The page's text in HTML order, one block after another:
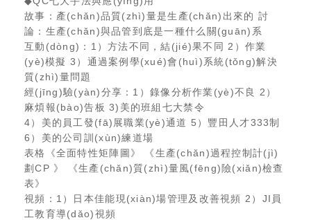
故事：產(chǎn)品質(zhì)量是生產(chǎn)出來的 討
論：生產(chǎn)與品管到底是一種什么關(guān)系
互動(dòng)：1）方法不同，結(jié)果不同 2）作業
(yè)模擬 3）通過案例學(xué)會(huì)系統(tǒng)解決
質(zhì)量問題
經(jīng)驗(yàn)分享：1）錄像分析作業(yè)不良 2）
麻煩報(bào)告板 3)美的班組七大禁令
4）美的員工發(fā)展職業(yè)通道 5）豐田人才333制
6）美的公司訓(xùn)練道場
表格《全面特性矩陣圖》 《生產(chǎn)過程控制計(jì)
劃CP 》 《生產(chǎn)質(zhì)量風(fēng)險(xiǎn)檢查
表》
視頻：1）日本佳能現(xiàn)場管理及改善視頻 2）JI員
工教育導(dǎo)視頻